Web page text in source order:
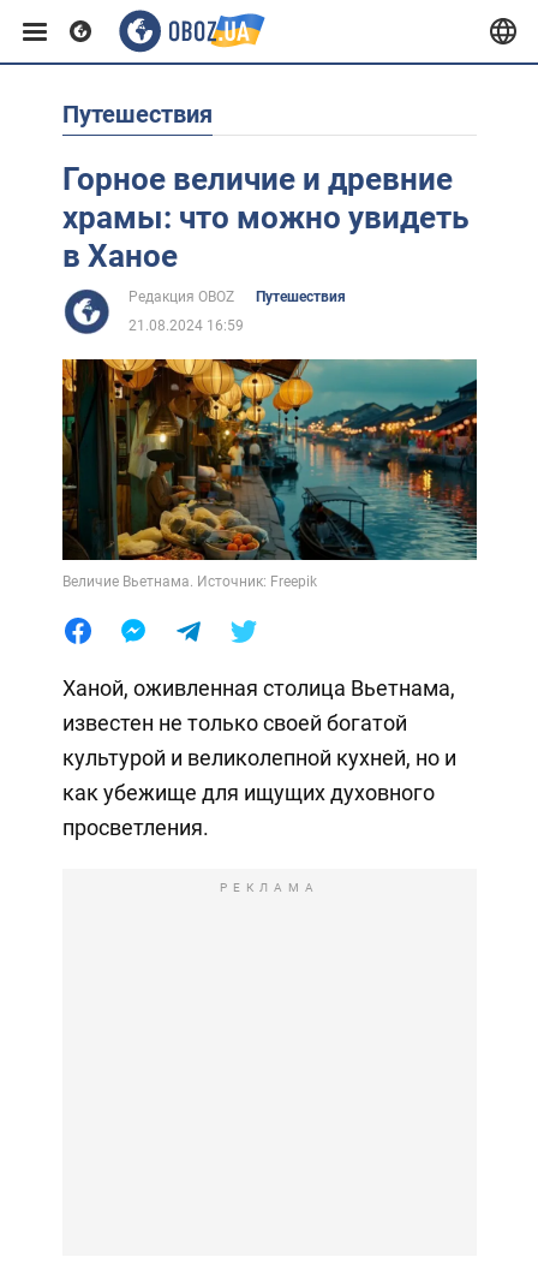
Европа
США
Африка
Жизнь
Лайфхаки
Путешествия
Горное величие и древние
храмы: что можно увидеть
в Ханое
Редакция OBOZ
Путешествия
21.08.2024 16:59
Величие Вьетнама. Источник: Freepik
Ханой, оживленная столица Вьетнама,
известен не только своей богатой
культурой и великолепной кухней, но и
как убежище для ищущих духовного
просветления.
РЕКЛАМА